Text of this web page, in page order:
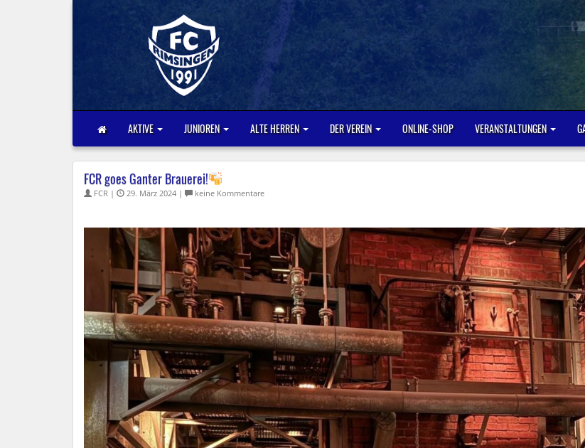
AKTIVE JUNIOREN ALTE HERREN DER VEREIN ONLINE-SHOP VERANSTALTUNGEN
FCR goes Ganter Brauerei!
FCR | 29. März 2024 | keine Kommentare